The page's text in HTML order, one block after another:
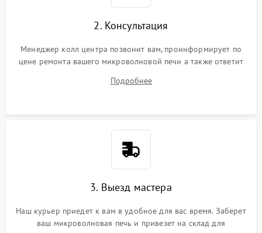
2. Консультация
Менеджер колл центра позвонит вам, проинформирует по
цене ремонта вашего микроволновой печи а также ответит
Подробнее
3. Выезд мастера
Наш курьер приедет к вам в удобное для вас время. Заберет
ваш микроволновая печь и привезет на склад для